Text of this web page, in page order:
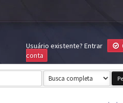
Usuário existente? Entrar
conta